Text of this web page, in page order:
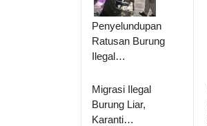
Penyelundupan
Ratusan Burung
Ilegal…
Migrasi Ilegal
Burung Liar,
Karanti…